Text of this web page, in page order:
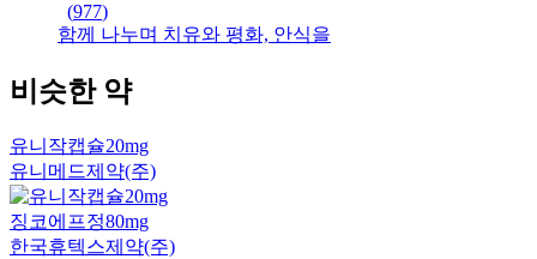
(977)
함께 나누며 치유와 평화, 안식을
비슷한 약
유니작캡슐20mg
유니메드제약(주)
징코에프정80mg
한국휴텍스제약(주)